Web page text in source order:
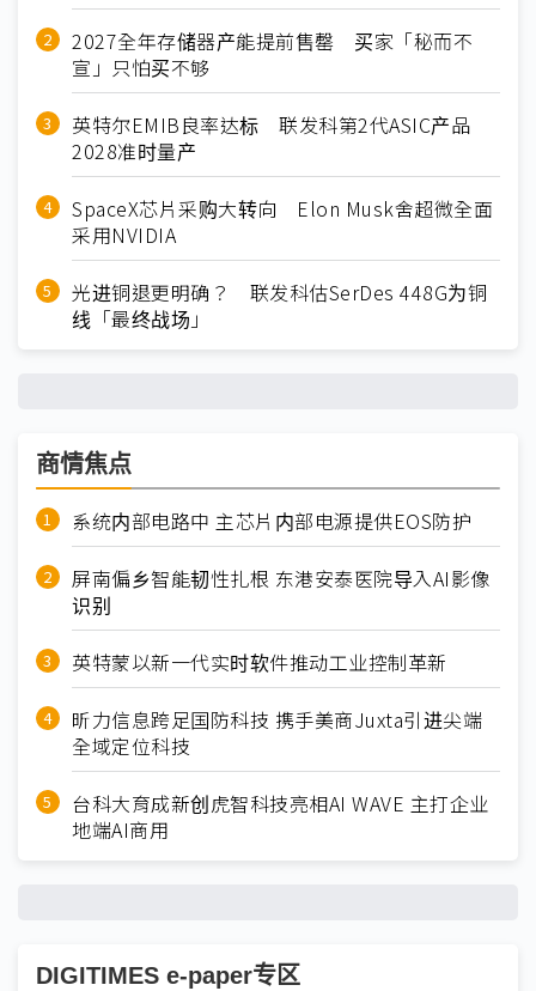
2027全年存储器产能提前售罄 买家「秘而不
宣」只怕买不够
英特尔EMIB良率达标 联发科第2代ASIC产品
2028准时量产
SpaceX芯片采购大转向 Elon Musk舍超微全面
采用NVIDIA
光进铜退更明确？ 联发科估SerDes 448G为铜
线「最终战场」
商情焦点
系统内部电路中 主芯片内部电源提供EOS防护
屏南偏乡智能韧性扎根 东港安泰医院导入AI影像
识别
英特蒙以新一代实时软件推动工业控制革新
昕力信息跨足国防科技 携手美商Juxta引进尖端
全域定位科技
台科大育成新创虎智科技亮相AI WAVE 主打企业
地端AI商用
DIGITIMES e-paper专区